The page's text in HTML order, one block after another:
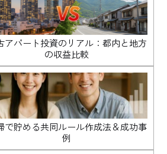
アパート投資のリアル：都内と地方
の収益比較
で貯める共同ルール作成法＆成功事
例